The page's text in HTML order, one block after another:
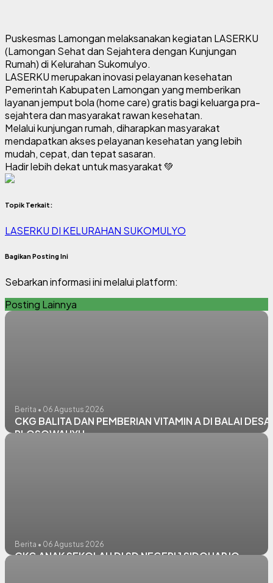
Puskesmas Lamongan melaksanakan kegiatan LASERKU
(Lamongan Sehat dan Sejahtera dengan Kunjungan
Rumah) di Kelurahan Sukomulyo.
LASERKU merupakan inovasi pelayanan kesehatan
Pemerintah Kabupaten Lamongan yang memberikan
layanan jemput bola (home care) gratis bagi keluarga pra-
sejahtera dan masyarakat rawan kesehatan.
Melalui kunjungan rumah, diharapkan masyarakat
mendapatkan akses pelayanan kesehatan yang lebih
mudah, cepat, dan tepat sasaran.
Hadir lebih dekat untuk masyarakat 💚
Topik Terkait:
LASERKU DI KELURAHAN SUKOMULYO
Bagikan Posting Ini
Sebarkan informasi ini melalui platform:
Posting Lainnya
Berita • 06 Agustus 2026
CKG BALITA DAN PEMBERIAN VITAMIN A DI BALAI DESA
PLOSOWAHYU
Berita • 06 Agustus 2026
CKG ANAK SEKOLAH DI SD NEGERI 1 SIDOHARJO